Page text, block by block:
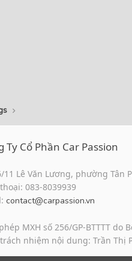
Ty Cổ Phần Car Passion
11 Lê Văn Lương, phường Tân
083-8039939
contact@carpassion.vn
MXH số 256/GP-BTTTT do
nhiệm nội dung: Trần Thị